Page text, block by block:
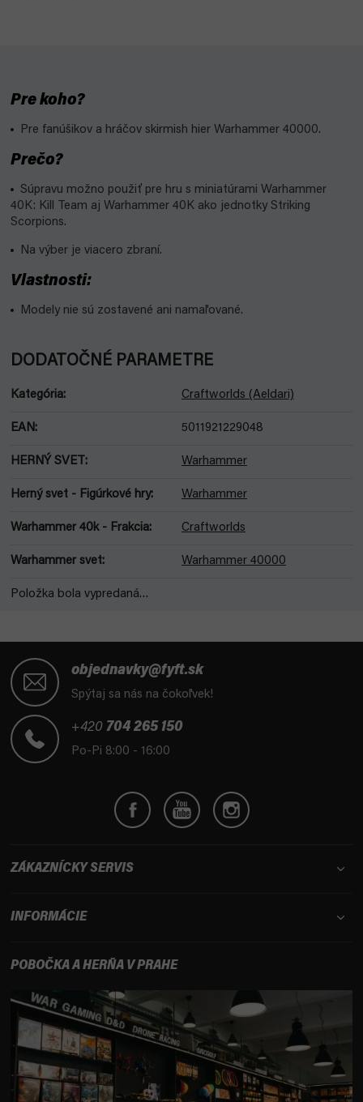
Pre koho?
Pre fanúšikov a hráčov skirmish hier Warhammer 40000.
Prečo?
Súpravu možno použiť pre hru s miniatúrami Warhammer
40K: Kill Team aj Warhammer 40K ako jednotky Striking
Scorpions.
Na výber je viacero zbraní.
Vlastnosti:
Modely nie sú zostavené ani namaľované.
DODATOČNÉ PARAMETRE
Kategória: Craftworlds (Aeldari)
EAN: 5011921229048
HERNÝ SVET : Warhammer
Herný svet - Figúrkové hry: Warhammer
Warhammer 40k - Frakcia: Craftworlds
Warhammer svet: Warhammer 40000
Položka bola vypredaná…
objednavky@fyft.sk
Spýtaj sa nás na čokoľvek!
+420 704 265 150
Po-Pi 8:00 - 16:00
ZÁKAZNÍCKY SERVIS
INFORMÁCIE
POBOČKA A HERŇA V PRAHE